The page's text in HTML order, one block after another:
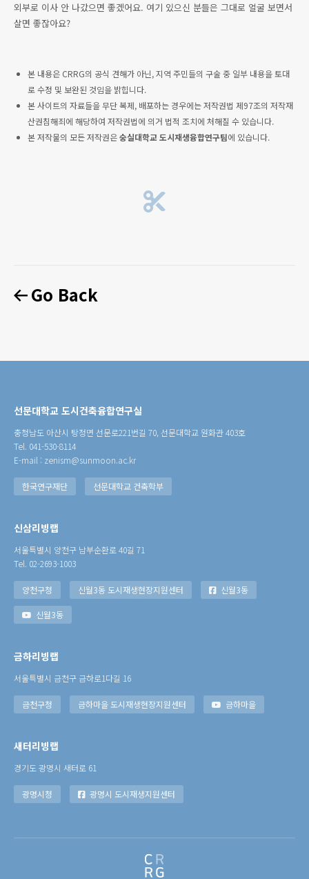
외부로 이사 안 나갔으면 좋겠어요. 여기 있으신 분들은 그대로 얼굴 보면서
살면 좋잖아요?
본 내용은 CRRG의 공식 견해가 아닌, 지역 주민들의 구술 중 일부 내용을 토대
로 수정 및 보완된 것임을 밝힙니다.
본 사이트의 자료들을 무단 복제, 배포하는 경우에는 저작권법 제97조의 저작재
산권침해죄에 해당하여 저작권법에 의거 법적 조치에 처해질 수 있습니다.
본 저작물의 모든 저작권은숭실대학교 도시재생융합연구팀에 있습니다.
Go Back
선문대학교 도시건축융합연구실
충청남도 아산시 탕정면 선문로221번길 70, 선문대학교 원화관 403호
Tel. 041-530-8114
E-mail : zenism@sunmoon.ac.kr
한국연구재단 선문대학교 건축학부
신삼리빙랩
서울특별시 양천구 남부순환로 40길 71
Tel. 02-2693-1003
양천구청 신월3동 도시재생현장지원센터 신월3동
신월3동
금하리빙랩
서울특별시 금천구 금하로1다길 16
금천구청 금하마을 도시재생현장지원센터 금하마을
새터리빙랩
경기도 광명시 새터로 61
광명시청 광명시 도시재생지원센터